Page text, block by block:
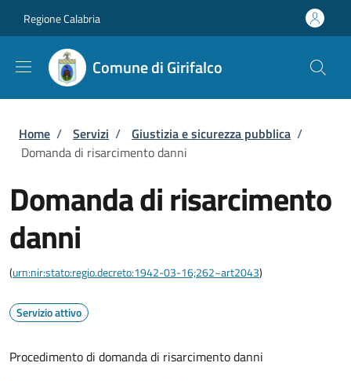
Regione Calabria
Comune di Girifalco
Briciole di pane
Home / Servizi / Giustizia e sicurezza pubblica /
Domanda di risarcimento danni
Domanda di risarcimento
danni
(urn:nir:stato:regio.decreto:1942-03-16;262~art2043)
Servizio attivo
Procedimento di domanda di risarcimento danni